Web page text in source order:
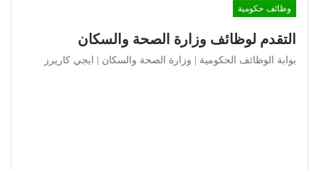
وظائف حكومية
التقدم لوظائف وزارة الصحة والسكان
بوابة الوظائف الحكومية | وزارة الصحة والسكان | ايجي كاريرز